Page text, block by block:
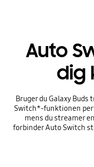
Auto
dig
Bruger du Galaxy
Switch*-funktionen
mens du streamer
forbinder Auto Switch